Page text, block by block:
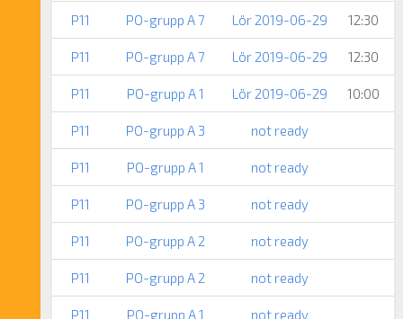
P11 PO-grupp A 7 Lör 2019-06-29 12:30
P11 PO-grupp A 7 Lör 2019-06-29 12:30
P11 PO-grupp A 1 Lör 2019-06-29 10:00
P11 PO-grupp A 3 not ready
P11 PO-grupp A 1 not ready
P11 PO-grupp A 3 not ready
P11 PO-grupp A 2 not ready
P11 PO-grupp A 2 not ready
P11 PO-grupp A 1 not ready